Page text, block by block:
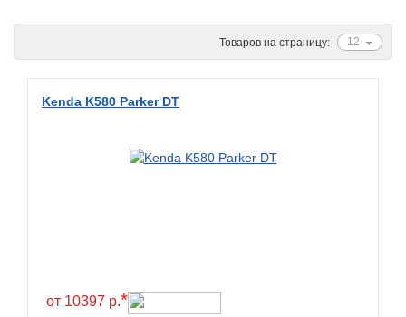
Pirelli
Sunchase
12
Товаров на страницу:
Kenda K580 Parker DT
от 10397 р.*